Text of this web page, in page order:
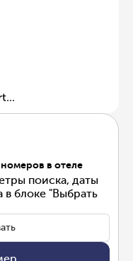
в отеле
поиска, даты
блоке "Выбрать